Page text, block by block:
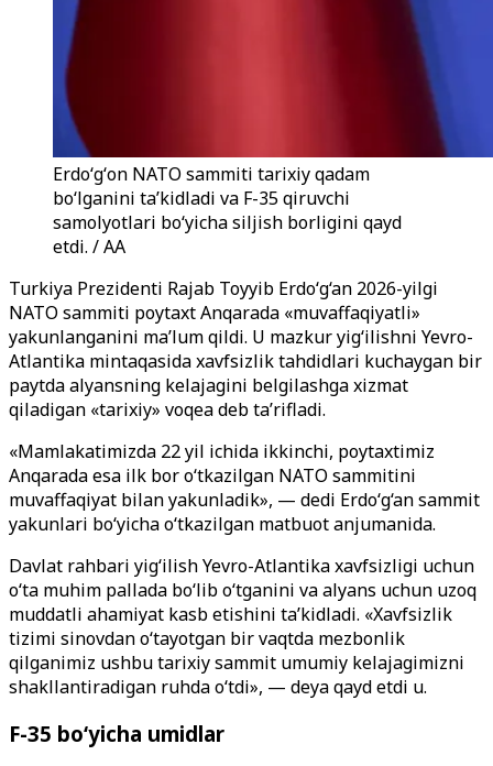
Erdoʻgʻon NATO sammiti tarixiy qadam
boʻlganini taʼkidladi va F-35 qiruvchi
samolyotlari boʻyicha siljish borligini qayd
etdi. / AA
Turkiya Prezidenti Rajab Toyyib Erdo‘g‘an 2026-yilgi
NATO sammiti poytaxt Anqarada «muvaffaqiyatli»
yakunlanganini ma’lum qildi. U mazkur yig‘ilishni Yevro-
Atlantika mintaqasida xavfsizlik tahdidlari kuchaygan bir
paytda alyansning kelajagini belgilashga xizmat
qiladigan «tarixiy» voqea deb ta’rifladi.
«Mamlakatimizda 22 yil ichida ikkinchi, poytaxtimiz
Anqarada esa ilk bor o‘tkazilgan NATO sammitini
muvaffaqiyat bilan yakunladik», — dedi Erdo‘g‘an sammit
yakunlari bo‘yicha o‘tkazilgan matbuot anjumanida.
Davlat rahbari yig‘ilish Yevro-Atlantika xavfsizligi uchun
o‘ta muhim pallada bo‘lib o‘tganini va alyans uchun uzoq
muddatli ahamiyat kasb etishini ta’kidladi. «Xavfsizlik
tizimi sinovdan o‘tayotgan bir vaqtda mezbonlik
qilganimiz ushbu tarixiy sammit umumiy kelajagimizni
shakllantiradigan ruhda o‘tdi», — deya qayd etdi u.
F-35 bo‘yicha umidlar